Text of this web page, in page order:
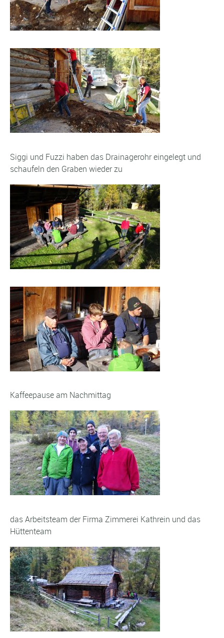
Siggi und Fuzzi haben das Drainagerohr eingelegt und
schaufeln den Graben wieder zu
Kaffeepause am Nachmittag
das Arbeitsteam der Firma Zimmerei Kathrein und das
Hüttenteam